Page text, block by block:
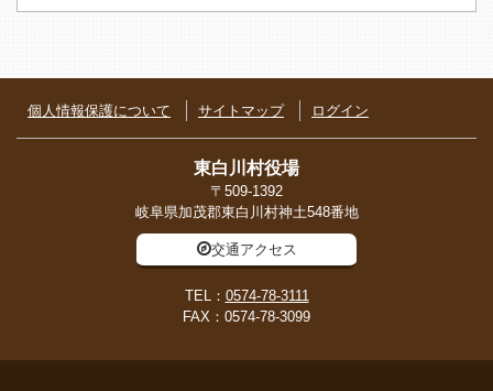
個人情報保護について サイトマップ ログイン
東白川村役場
〒509-1392
岐阜県加茂郡東白川村神土548番地
交通アクセス
TEL： 0574-78-3111
FAX：0574-78-3099